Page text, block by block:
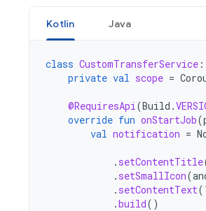
Kotlin Java
class CustomTransferService :
private val scope =
@RequiresApi(Build .
override fun onStartJob(
val notification =
. setContentTitle
. setSmallIcon(
. setContentText(
.build()